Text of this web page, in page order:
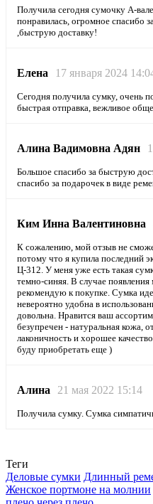
Получила сегодня сумочку А-
понравилась, огромное спасибо
,быструю доставку!
Елена 17 января 2024
Сегодня получила сумку, очень
быстрая отправка, вежливое
Алина Вадимовна Адян
Большое спасибо за быструю
спасибо за подарочек в виде
Ким Инна Валентиновна
К сожалению, мой отзыв не
потому что я купила последний
Ц-312. У меня уже есть такая
темно-синяя. В случае
рекомендую к покупке. Сумка
невероятно удобна в
довольна. Нравится ваш
безупречен - натуральная кожа,
лаконичность и хорошее
буду приобретать еще )
Алина 21 мая 2022 15:14
Получила сумку. Сумка
Теги
Деловые сумки Длинный
Женское портмоне на молнии